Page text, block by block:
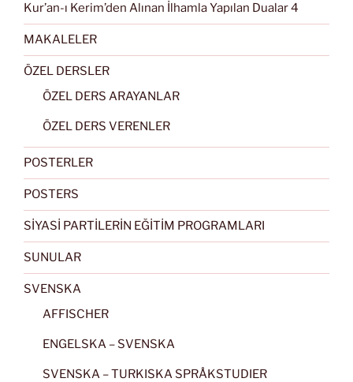
Kur’an-ı Kerim’den Alınan İlhamla Yapılan Dualar 4
MAKALELER
ÖZEL DERSLER
ÖZEL DERS ARAYANLAR
ÖZEL DERS VERENLER
POSTERLER
POSTERS
SİYASİ PARTİLERİN EĞİTİM PROGRAMLARI
SUNULAR
SVENSKA
AFFISCHER
ENGELSKA – SVENSKA
SVENSKA – TURKISKA SPRÅKSTUDIER